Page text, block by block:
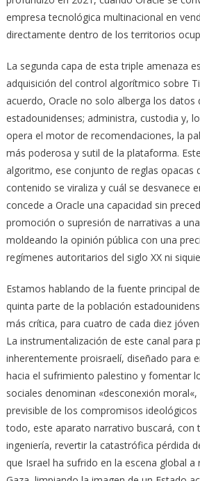
empresa tecnológica multinacional en
directamente dentro de los territorios
La segunda capa de esta triple amenaza
adquisición del control algorítmico sobre
acuerdo, Oracle no solo alberga los datos
estadounidenses; administra, custodia y,
opera el motor de recomendaciones, la
más poderosa y sutil de la plataforma.
algoritmo, ese conjunto de reglas opacas
contenido se viraliza y cuál se desvanece
concede a Oracle una capacidad sin
promoción o supresión de narrativas a
moldeando la opinión pública con una
regímenes autoritarios del siglo XX ni
Estamos hablando de la fuente principal
quinta parte de la población
más crítica, para cuatro de cada diez
La instrumentalización de este canal para
inherentemente proisraelí, diseñado para
hacia el sufrimiento palestino y fomentar
sociales denominan «desconexión
previsible de los compromisos ideológicos
todo, este aparato narrativo buscará, con
ingeniería, revertir la catastrófica pérdida
que Israel ha sufrido en la escena global a